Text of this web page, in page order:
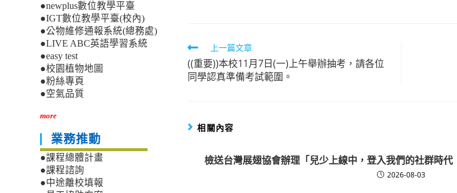
Read
more
articles
上一篇文章
((重要))本校11月7日(一)上午舉辦抽考，請各位
同學認真準備考試範圍。
相關內容
檢送台灣展翅協會辦理「兒少上線中，登入我們的社群時
2026-08-03
●newplus數位教學平臺
●IGT數位教學平臺(校內)
●公物維修通報系統(總務處)
●LIVE ABC英語學習系統
●easy test
●校園植物地圖
●粉絲專頁
●空氣品質
more
業務推動
●課程總體計畫
●課程諮詢
●中途離校填報